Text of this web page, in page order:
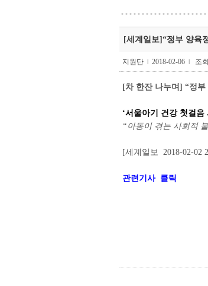
[세계일보]“정부 양육
지원단 l 2018-02-06 l 조
[차 한잔 나누며] “정
‘서울아기 건강 첫걸
“아동이 겪는 사회적
[세계일보 2018-02-02
관련기사 클릭